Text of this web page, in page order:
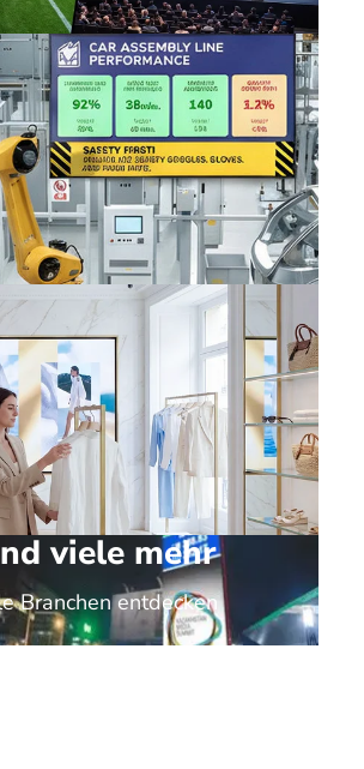
stätten
Produktions-
Standorte
viele mehr
Branchen entdecken